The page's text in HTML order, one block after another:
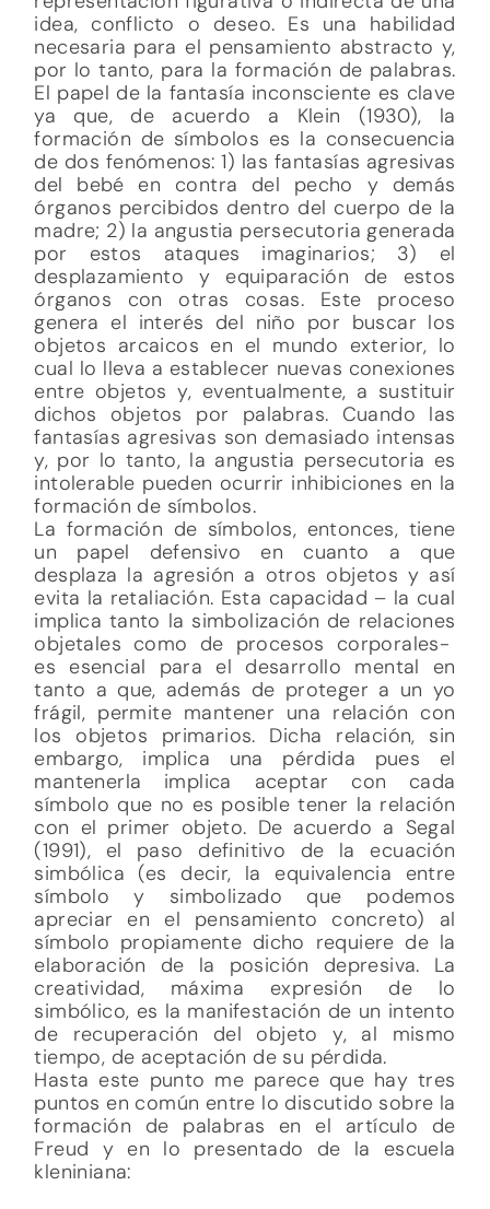
idea, conflicto o deseo. Es una habilidad
necesaria para el pensamiento abstracto y,
por lo tanto, para la formación de palabras.
El papel de la fantasía inconsciente es clave
ya que, de acuerdo a Klein (1930), la
formación de símbolos es la consecuencia
de dos fenómenos: 1) las fantasías agresivas
del bebé en contra del pecho y demás
órganos percibidos dentro del cuerpo de la
madre; 2) la angustia persecutoria generada
por estos ataques imaginarios; 3) el
desplazamiento y equiparación de estos
órganos con otras cosas. Este proceso
genera el interés del niño por buscar los
objetos arcaicos en el mundo exterior, lo
cual lo lleva a establecer nuevas conexiones
entre objetos y, eventualmente, a sustituir
dichos objetos por palabras. Cuando las
fantasías agresivas son demasiado intensas
y, por lo tanto, la angustia persecutoria es
intolerable pueden ocurrir inhibiciones en la
formación de símbolos.
La formación de símbolos, entonces, tiene
un papel defensivo en cuanto a que
desplaza la agresión a otros objetos y así
evita la retaliación. Esta capacidad – la cual
implica tanto la simbolización de relaciones
objetales como de procesos corporales-
es esencial para el desarrollo mental en
tanto a que, además de proteger a un yo
frágil, permite mantener una relación con
los objetos primarios. Dicha relación, sin
embargo, implica una pérdida pues el
mantenerla implica aceptar con cada
símbolo que no es posible tener la relación
con el primer objeto. De acuerdo a Segal
(1991), el paso definitivo de la ecuación
simbólica (es decir, la equivalencia entre
símbolo y simbolizado que podemos
apreciar en el pensamiento concreto) al
símbolo propiamente dicho requiere de la
elaboración de la posición depresiva. La
creatividad, máxima expresión de lo
simbólico, es la manifestación de un intento
de recuperación del objeto y, al mismo
tiempo, de aceptación de su pérdida.
Hasta este punto me parece que hay tres
puntos en común entre lo discutido sobre la
formación de palabras en el artículo de
Freud y en lo presentado de la escuela
kleniniana: